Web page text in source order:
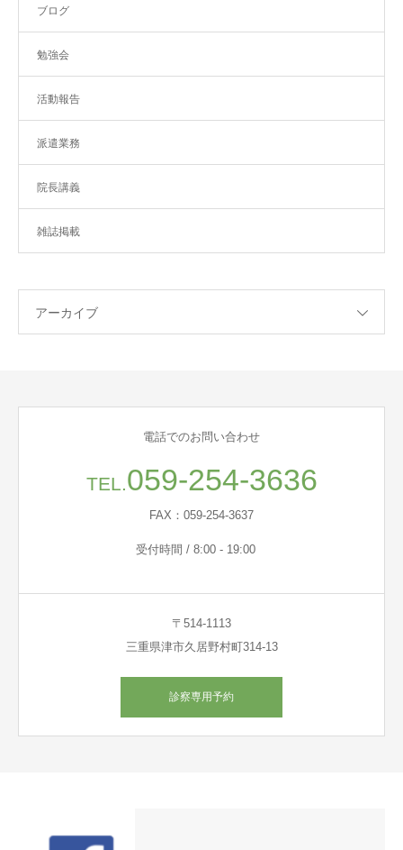
ブログ
勉強会
活動報告
派遣業務
院長講義
雑誌掲載
アーカイブ
電話でのお問い合わせ
TEL.059-254-3636
FAX：059-254-3637
受付時間 / 8:00 - 19:00
〒514-1113
三重県津市久居野村町314-13
診察専用予約